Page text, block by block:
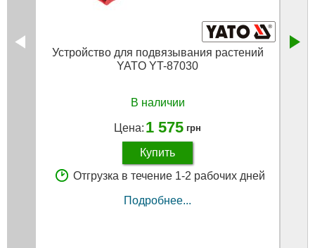
Устройство для подвязывания растений
YATO YT-87030
В наличии
Цена: 1 575 грн
Купить
Отгрузка в течение 1-2 рабочих дней
Подробнее...